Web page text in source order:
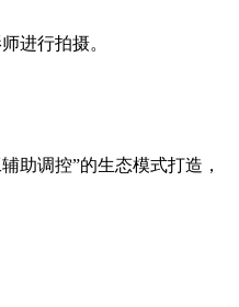
进行拍摄。
助调控”的生态模式打造，